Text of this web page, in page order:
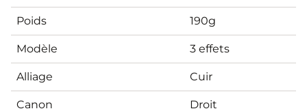
Poids 190g
Modèle 3 effets
Alliage Cuir
Canon Droit